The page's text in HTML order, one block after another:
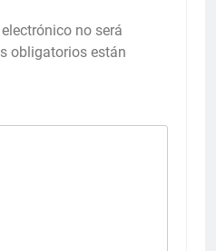
no será
obligatorios están